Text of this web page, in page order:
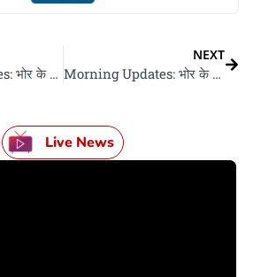
Morning Updates: भोर के 10 बड़ खबर
NEXT
Morning Updates: भोर के 10 बड़ खबर
Live News